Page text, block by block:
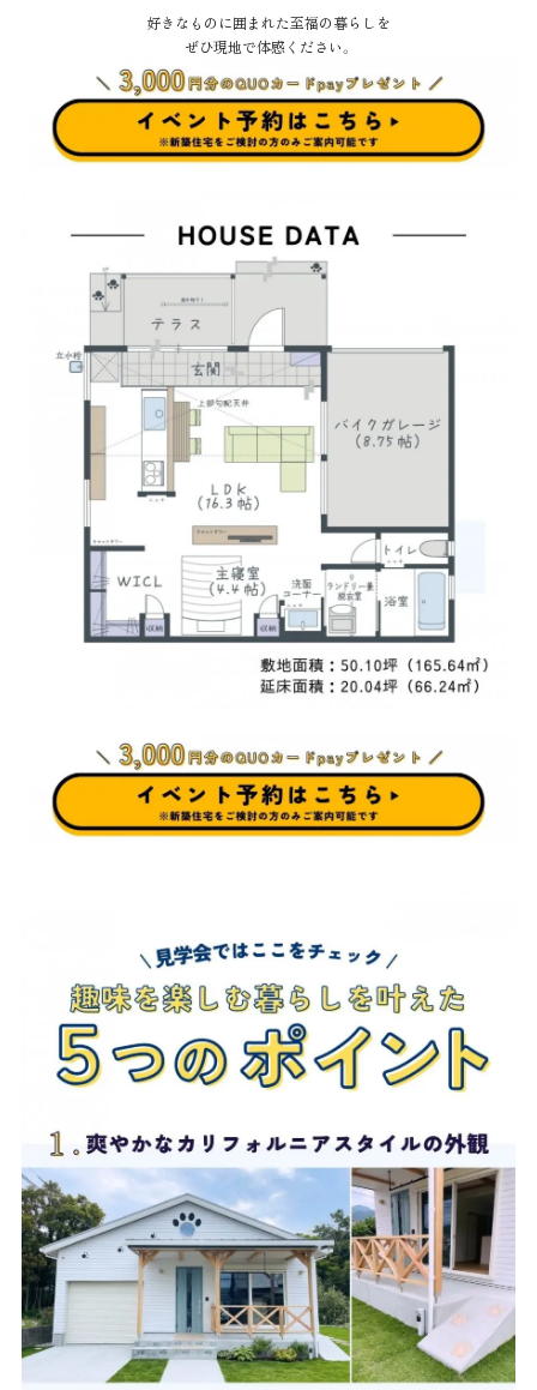
好きなものに囲まれた至福の暮らしを
ぜひ現地で体感ください。